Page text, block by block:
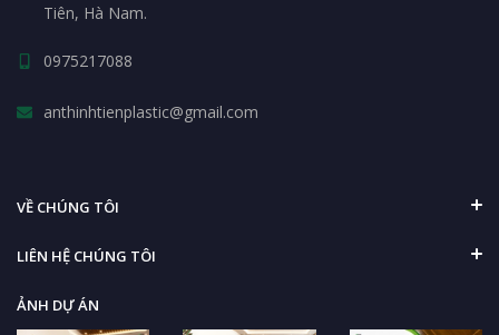
Tiên, Hà Nam.
0975217088
anthinhtienplastic@gmail.com
VỀ CHÚNG TÔI
LIÊN HỆ CHÚNG TÔI
ẢNH DỰ ÁN